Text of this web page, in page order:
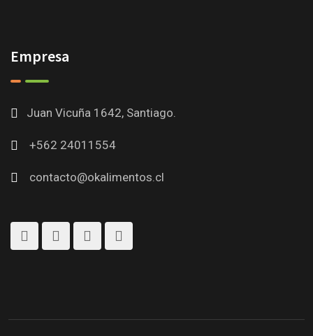
Empresa
Juan Vicuña 1642, Santiago.
+562 24011554
contacto@okalimentos.cl